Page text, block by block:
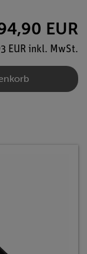
EUR
EUR inkl. MwSt.